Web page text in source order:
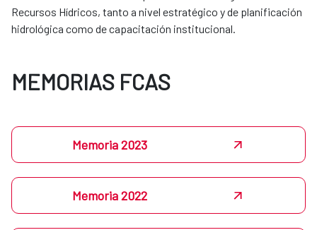
Recursos Hídricos, tanto a nivel estratégico y de planificación
hidrológica como de capacitación institucional.
MEMORIAS FCAS
Memoria 2023
Memoria 2022